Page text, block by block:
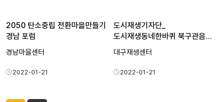
2050 탄소중립 전환마을만들기
경남 포럼
경남마을센터
2022-01-21
도시재생기자단_
도시재생동네한바퀴 북구관음동_
박송화기자
대구재생센터
2022-01-21